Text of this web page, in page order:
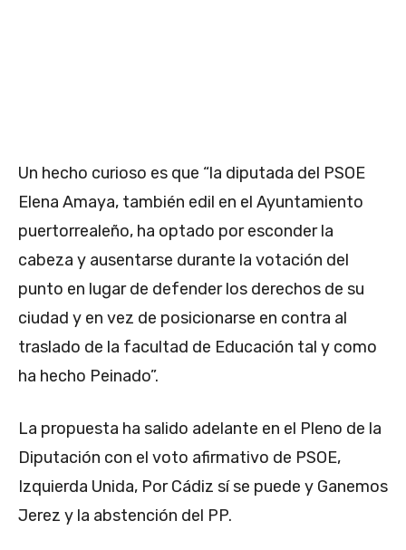
Un hecho curioso es que “la diputada del PSOE
Elena Amaya, también edil en el Ayuntamiento
puertorrealeño, ha optado por esconder la
cabeza y ausentarse durante la votación del
punto en lugar de defender los derechos de su
ciudad y en vez de posicionarse en contra al
traslado de la facultad de Educación tal y como
ha hecho Peinado”.
La propuesta ha salido adelante en el Pleno de la
Diputación con el voto afirmativo de PSOE,
Izquierda Unida, Por Cádiz sí se puede y Ganemos
Jerez y la abstención del PP.